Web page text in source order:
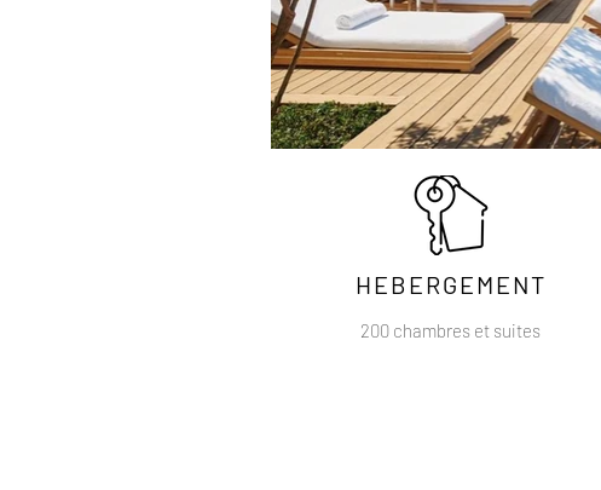
HEBERGEMENT
200 chambres et suites